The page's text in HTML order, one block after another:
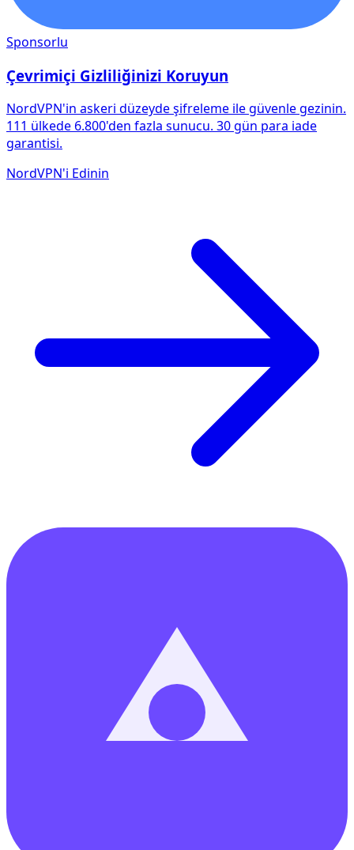
Sponsorlu
Çevrimiçi Gizliliğinizi Koruyun
NordVPN'in askeri düzeyde şifreleme ile güvenle gezinin.
111 ülkede 6.800'den fazla sunucu. 30 gün para iade
garantisi.
NordVPN'i Edinin